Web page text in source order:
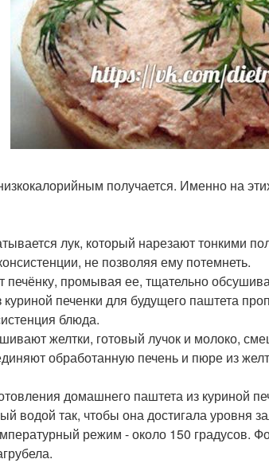
получается. Именно на
лук, который нарезают тонкими
не позволяя ему потемнеть.
печёнку, промывая ее, тщательно
печенки для будущего паштета
блюда.
желтки, готовый лучок и молоко,
обработанную печень и пюре из
домашнего паштета из куриной
водой так, чтобы она достигала уровня
режим - около 150 градусов.